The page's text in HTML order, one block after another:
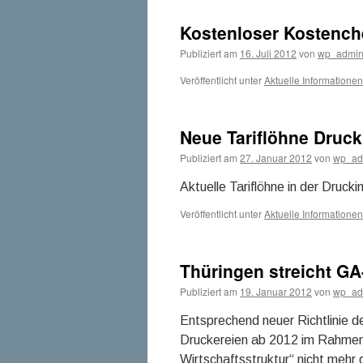
Kostenloser
Publiziert am 16. Juli 2012 von wp_admin
Veröffentlicht unterAktuelle Informationen
Neue Tariflöhne
Publiziert am 27. Januar 2012 von
Aktuelle Tariflöhne in der
Veröffentlicht unterAktuelle Informationen
Thüringen streicht
Publiziert am 19. Januar 2012 von
Entsprechend neuer Richtlinie
Druckereien ab 2012 im
Wirtschaftsstruktur“ nicht mehr